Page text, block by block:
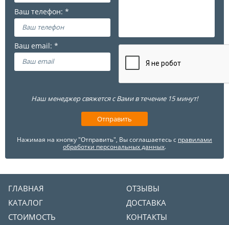
Наш менеджер свяжется с Вами в течение 15 минут!
Нажимая на кнопку "Отправить", Вы соглашаетесь с правилами
обработки персональных данных.
ГЛАВНАЯ
КАТАЛОГ
СТОИМОСТЬ
ОТЗЫВЫ
ДОСТАВКА
КОНТАКТЫ